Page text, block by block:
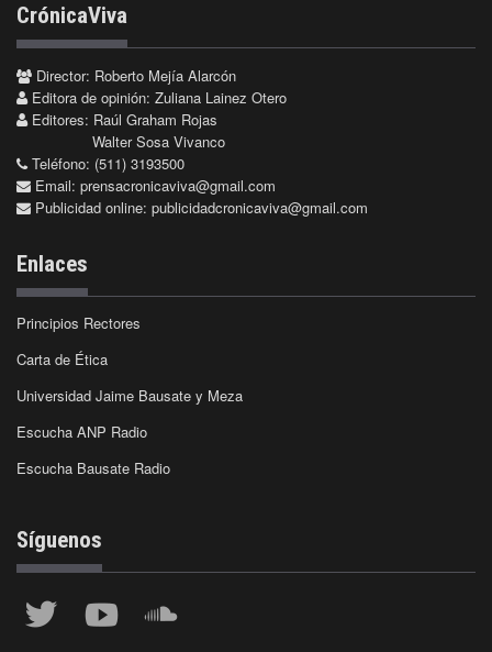
CrónicaViva
Director: Roberto Mejía Alarcón
Editora de opinión: Zuliana Lainez Otero
Editores: Raúl Graham Rojas
Walter Sosa Vivanco
Teléfono: (511) 3193500
Email: prensacronicaviva@gmail.com
Publicidad online: publicidadcronicaviva@gmail.com
Enlaces
Principios Rectores
Carta de Ética
Universidad Jaime Bausate y Meza
Escucha ANP Radio
Escucha Bausate Radio
Síguenos